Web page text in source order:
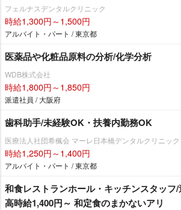
フェルナスデンタルクリニック
時給1,300円～1,500円
アルバイト・パート / 東京都
医薬品や化粧品原料の分析/化学分析
WDB株式会社
時給1,800円～1,850円
派遣社員 / 大阪府
歯科助手/未経験OK・扶養内勤務OK
医療法人社団希楓会 マーレ日本橋デンタルクリニック
時給1,250円～1,400円
アルバイト・パート / 東京都
和食レストランホール・キッチンスタッフ
高時給1,400円～ 和定食のまかないアリ